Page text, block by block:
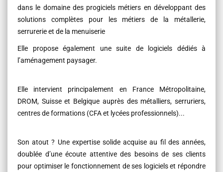
dans le domaine des progiciels métiers en développant des
solutions complètes pour les métiers de la métallerie,
serrurerie et de la menuiserie
Elle propose également une suite de logiciels dédiés à
l’aménagement paysager.
Elle intervient principalement en France Métropolitaine,
DROM, Suisse et Belgique auprès des métalliers, serruriers,
centres de formations (CFA et lycées professionnels)...
Son atout ? Une expertise solide acquise au fil des années,
doublée d’une écoute attentive des besoins de ses clients
pour optimiser le fonctionnement de ses logiciels et répondre